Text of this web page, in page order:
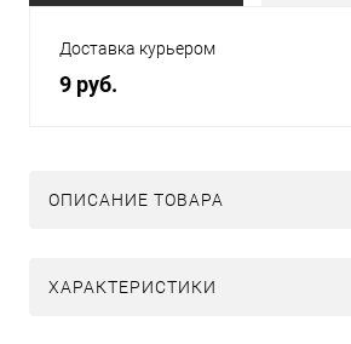
Доставка курьером
9 руб.
ОПИСАНИЕ ТОВАРА
ХАРАКТЕРИСТИКИ